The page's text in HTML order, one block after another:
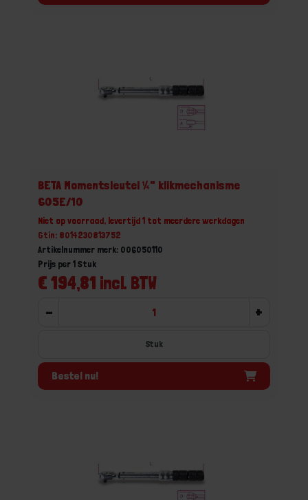
BETA Momentsleutel ¼" klikmechanisme
605E/10
Niet op voorraad, levertijd 1 tot meerdere werkdagen
Gtin: 8014230813752
Artikelnummer merk: 006050110
€ 194,81 incl. BTW
Prijs per 1 Stuk
- +
Stuk
Bestel nu!